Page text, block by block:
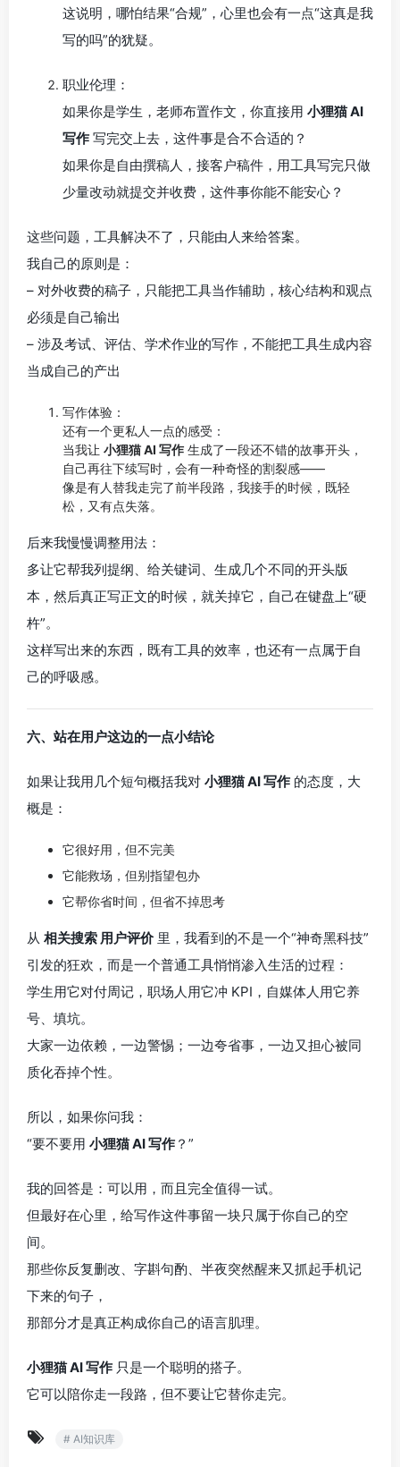
这说明，哪怕结果“合规”，心里也会有一点“这真是我
写的吗”的犹疑。
职业伦理：
如果你是学生，老师布置作文，你直接用 小狸猫 AI
写作 写完交上去，这件事是合不合适的？
如果你是自由撰稿人，接客户稿件，用工具写完只做
少量改动就提交并收费，这件事你能不能安心？
这些问题，工具解决不了，只能由人来给答案。
我自己的原则是：
– 对外收费的稿子，只能把工具当作辅助，核心结构和观点
必须是自己输出
– 涉及考试、评估、学术作业的写作，不能把工具生成内容
当成自己的产出
写作体验：
还有一个更私人一点的感受：
当我让 小狸猫 AI 写作 生成了一段还不错的故事开头，
自己再往下续写时，会有一种奇怪的割裂感——
像是有人替我走完了前半段路，我接手的时候，既轻
松，又有点失落。
后来我慢慢调整用法：
多让它帮我列提纲、给关键词、生成几个不同的开头版
本，然后真正写正文的时候，就关掉它，自己在键盘上“硬
杵”。
这样写出来的东西，既有工具的效率，也还有一点属于自
己的呼吸感。
六、站在用户这边的一点小结论
如果让我用几个短句概括我对 小狸猫 AI 写作 的态度，大
概是：
它很好用，但不完美
它能救场，但别指望包办
它帮你省时间，但省不掉思考
从 相关搜索 用户评价里，我看到的不是一个“神奇黑科技”
引发的狂欢，而是一个普通工具悄悄渗入生活的过程：
学生用它对付周记，职场人用它冲 KPI，自媒体人用它养
号、填坑。
大家一边依赖，一边警惕；一边夸省事，一边又担心被同
质化吞掉个性。
所以，如果你问我：
“要不要用 小狸猫 AI 写作 ？”
我的回答是：可以用，而且完全值得一试。
但最好在心里，给写作这件事留一块只属于你自己的空
间。
那些你反复删改、字斟句酌、半夜突然醒来又抓起手机记
下来的句子，
那部分才是真正构成你自己的语言肌理。
小狸猫 AI 写作 只是一个聪明的搭子。
它可以陪你走一段路，但不要让它替你走完。
# AI知识库